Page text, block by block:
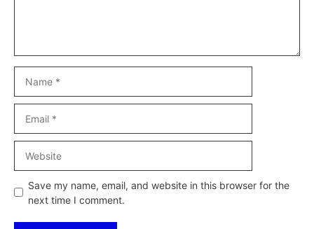
Save my name, email, and website in this browser for the
next time I comment.